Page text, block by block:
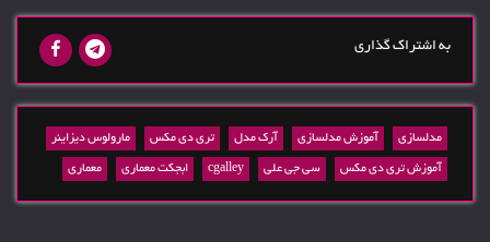
به اشتراک گذاری
مدلسازی آموزش مدلسازی آرک مدل تری دی مکس مارولوس دیزاینر
آموزش تری دی مکس سی جی علی cgalley ابجکت معماری معماری